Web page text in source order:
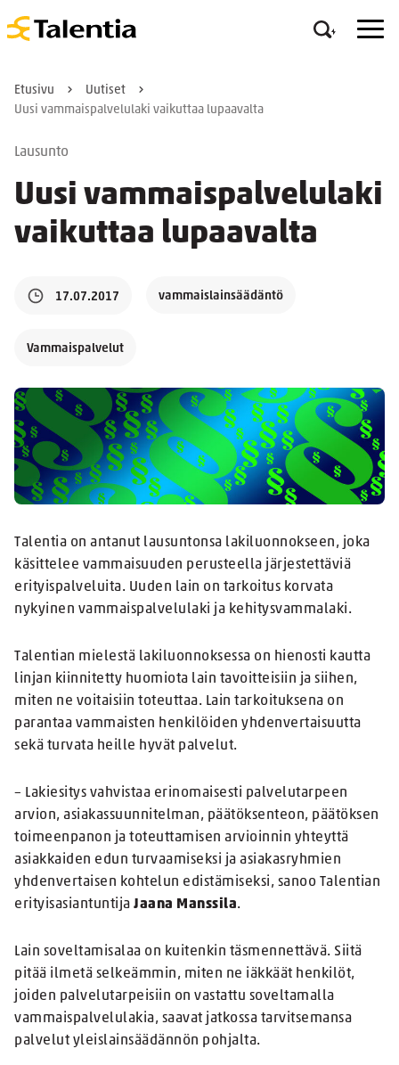
Etusivu
Uutiset
Uusi vammaispalvelulaki vaikuttaa lupaavalta
Lausunto
Uusi vammaispalvelulaki
vaikuttaa lupaavalta
17.07.2017 vammaislainsäädäntö
Vammaispalvelut
Talentia on antanut lausuntonsa lakiluonnokseen, joka
käsittelee vammaisuuden perusteella järjestettäviä
erityispalveluita. Uuden lain on tarkoitus korvata
nykyinen vammaispalvelulaki ja kehitysvammalaki.
Talentian mielestä lakiluonnoksessa on hienosti kautta
linjan kiinnitetty huomiota lain tavoitteisiin ja siihen,
miten ne voitaisiin toteuttaa. Lain tarkoituksena on
parantaa vammaisten henkilöiden yhdenvertaisuutta
sekä turvata heille hyvät palvelut.
– Lakiesitys vahvistaa erinomaisesti palvelutarpeen
arvion, asiakassuunnitelman, päätöksenteon, päätöksen
toimeenpanon ja toteuttamisen arvioinnin yhteyttä
asiakkaiden edun turvaamiseksi ja asiakasryhmien
yhdenvertaisen kohtelun edistämiseksi, sanoo Talentian
erityisasiantuntija Jaana Manssila.
Lain soveltamisalaa on kuitenkin täsmennettävä. Siitä
pitää ilmetä selkeämmin, miten ne iäkkäät henkilöt,
joiden palvelutarpeisiin on vastattu soveltamalla
vammaispalvelulakia, saavat jatkossa tarvitsemansa
palvelut yleislainsäädännön pohjalta.